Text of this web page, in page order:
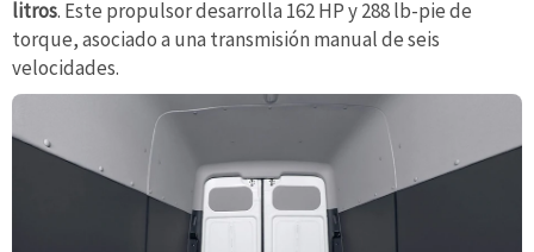
litros. Este propulsor desarrolla 162 HP y 288 lb-pie de
torque, asociado a una transmisión manual de seis
velocidades.